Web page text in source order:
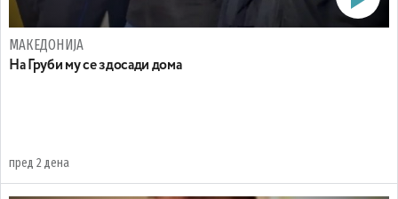
МАКЕДОНИЈА
На Груби му се здосади дома
пред 2 дена